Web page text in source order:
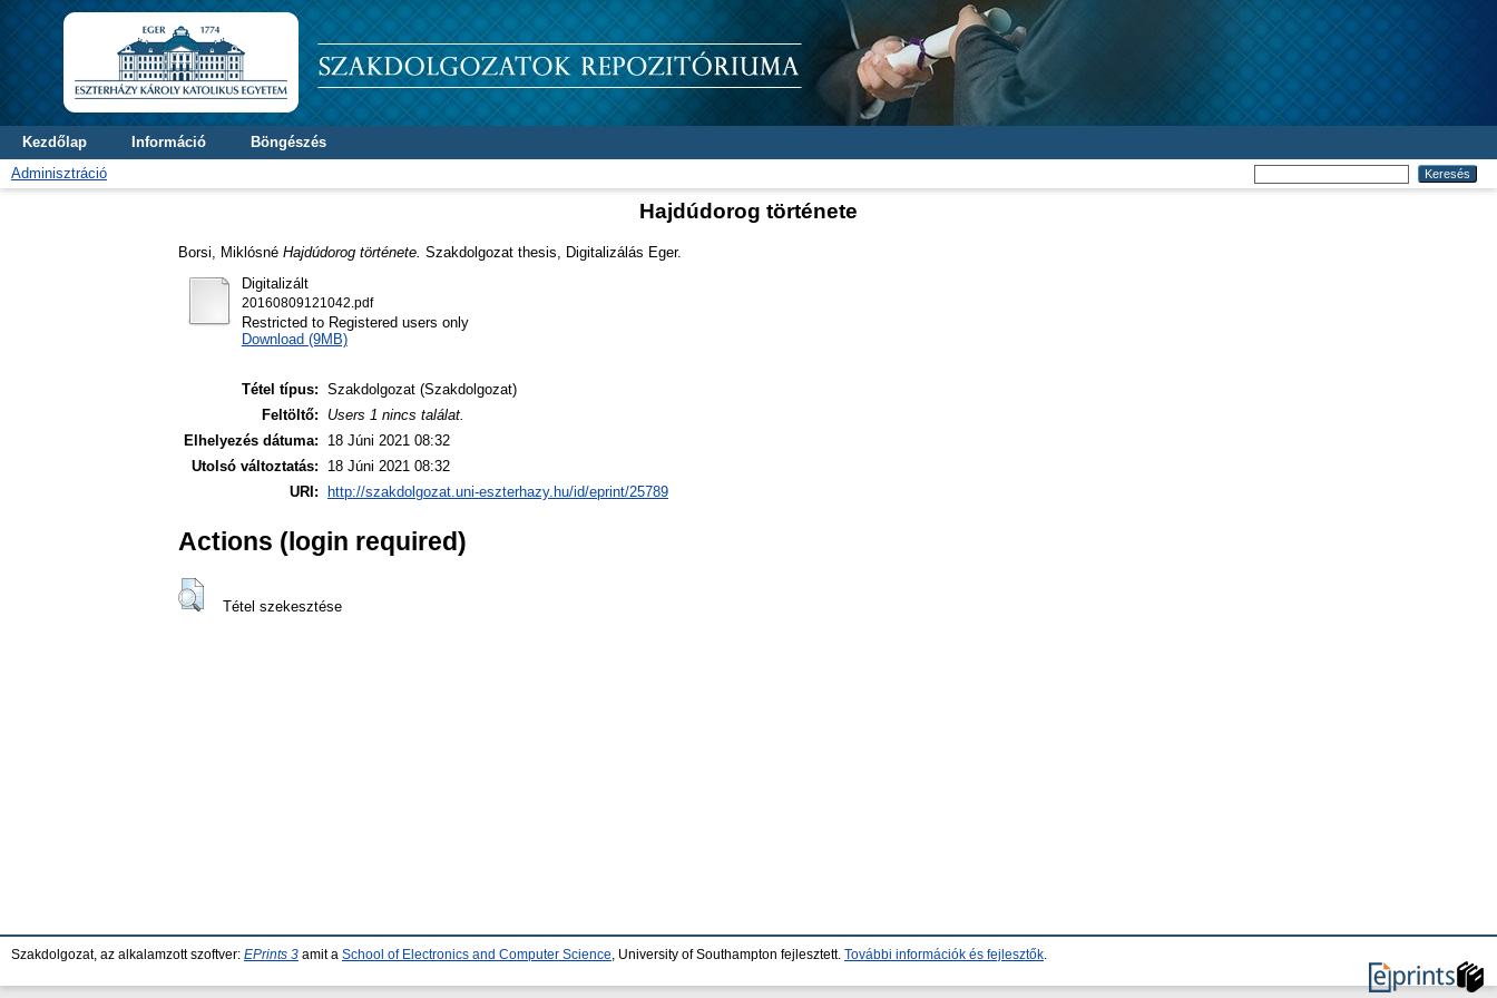
Kezdőlap Információ
Böngészés
Adminisztráció
Hajdúdorog története
Borsi, Miklósné Hajdúdorog története. Szakdolgozat thesis, Digitalizálás Eger.
Digitalizált
20160809121042.pdf
Restricted to Registered users only
Download (9MB)
Tétel típus: Szakdolgozat (Szakdolgozat)
Feltöltő:
Users 1 nincs találat.
Elhelyezés dátuma:
18 Júni 2021 08:32
Utolsó változtatás:
18 Júni 2021 08:32
URI:
http://szakdolgozat.uni-eszterhazy.hu/id/eprint/25789
Actions (login required)
Tétel szekesztése
Szakdolgozat, az alkalamzott szoftver: EPrints 3 amit a School of Electronics and Computer Science , University of Southampton fejlesztett. További információk és fejlesztők